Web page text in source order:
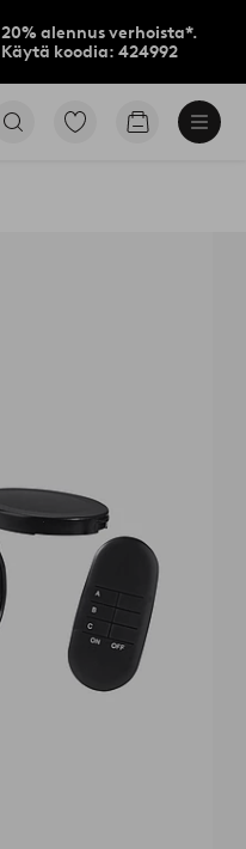
20% alennus verhoista*.
Käytä koodia: 424992
Siirry
Siirry